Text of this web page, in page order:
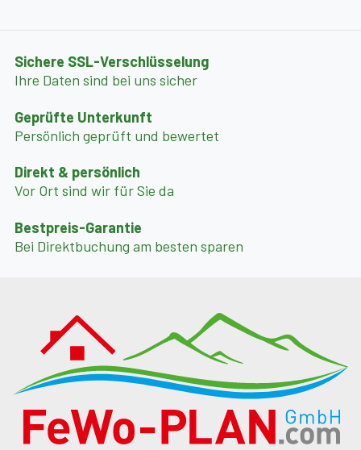
Sichere SSL-Verschlüsselung
Ihre Daten sind bei uns sicher
Geprüfte Unterkunft
Persönlich geprüft und bewertet
Direkt & persönlich
Vor Ort sind wir für Sie da
Bestpreis-Garantie
Bei Direktbuchung am besten sparen